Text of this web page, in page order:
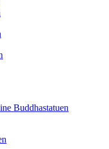
Buddhastatuen